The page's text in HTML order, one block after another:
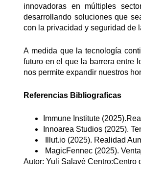
innovadoras en múltiples
desarrollando soluciones que
con la privacidad y seguridad de
A medida que la tecnología
futuro en el que la barrera entre
nos permite expandir nuestros
Referencias Bibliograficas
Immune Institute
Innoarea Studios (2025).
Illut.io (2025). Realidad
MagicFennec (2025).
Autor: Yuli Salavé Centro:Centro